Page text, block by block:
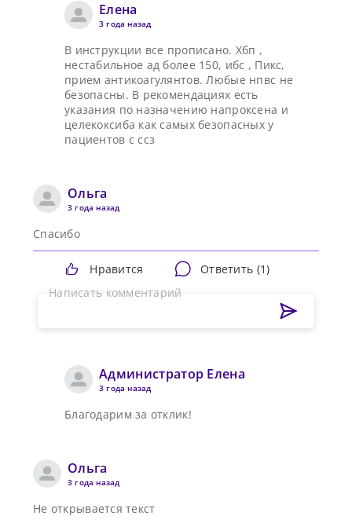
Сменить пароль!
Елена
3 года назад
В инструкции все прописано. Хбп ,
нестабильное ад более 150, ибс , Пикс,
прием антикоагулянтов. Любые нпвс не
безопасны. В рекомендациях есть
указания по назначению напроксена и
целекоксиба как самых безопасных у
пациентов с ссз
Ольга
3 года назад
Спасибо
Нравится Ответить (1)
Написать комментарий
Администратор Елена
3 года назад
Благодарим за отклик!
Ольга
3 года назад
Не открывается текст